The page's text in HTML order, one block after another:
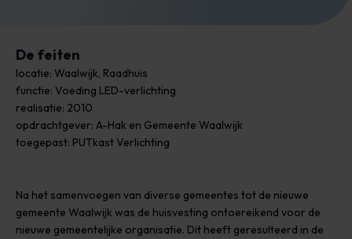
De feiten
locatie: Waalwijk, Raadhuis
functie: Voeding LED-verlichting
realisatie: 2010
opdrachtgever: A-Hak en Gemeente Waalwijk
toegepast: PUTkast Verlichting
Na het samenvoegen van diverse gemeentes tot de nieuwe
gemeente Waalwijk was de huisvesting ontoereikend voor de
nieuwe gemeentelijke organisatie. Dit heeft geresulteerd in de